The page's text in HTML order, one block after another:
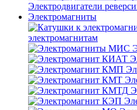
Электродвигатели
Электромагниты
электромагнитам